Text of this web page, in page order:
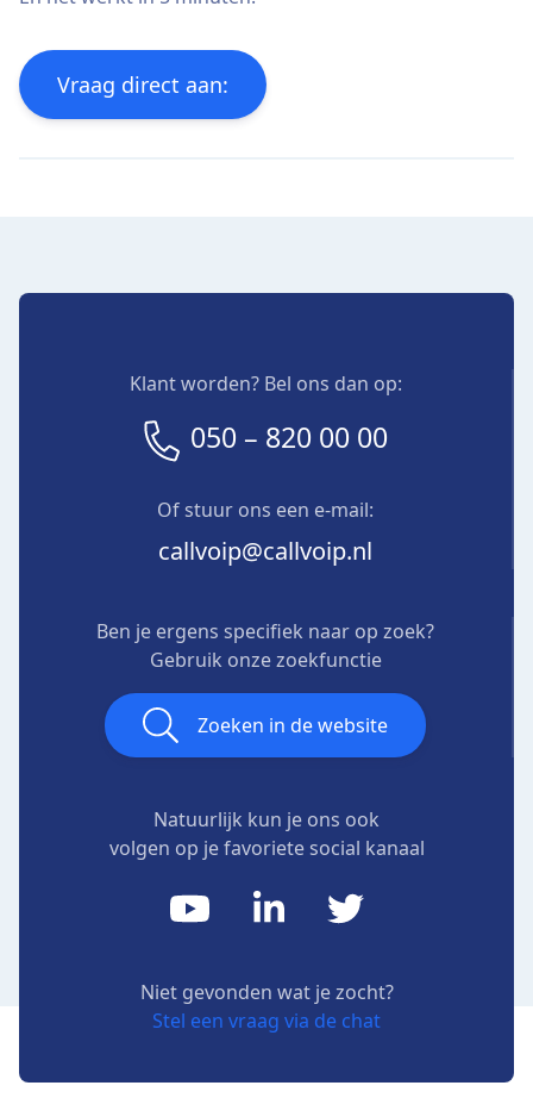
Vraag direct aan:
Klant worden? Bel ons dan op:
050 – 820 00 00
Of stuur ons een e-mail:
callvoip@callvoip.nl
Ben je ergens specifiek naar op zoek?
Gebruik onze zoekfunctie
Zoeken in de website
Natuurlijk kun je ons ook
volgen op je favoriete social kanaal
Niet gevonden wat je zocht?
Stel een vraag via de chat